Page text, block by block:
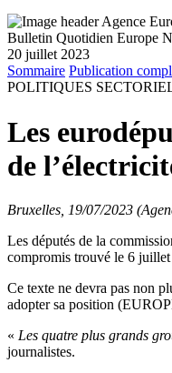
Bulletin Quotidien Europe
20 juillet 2023
Sommaire Publication
POLITIQUES
Les
de
Bruxelles, 19/07/2023
Les députés de la
compromis trouvé le 6
Ce texte ne devra pas non
adopter sa position
« Les quatre plus grands
journalistes.